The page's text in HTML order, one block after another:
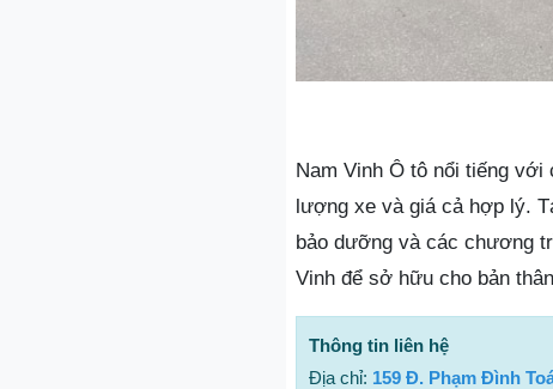
Nam Vinh Ô tô nổi tiếng với
lượng xe và giá cả hợp lý.
bảo dưỡng và các chương
Vinh để sở hữu cho bản
Thông tin liên hệ
Địa chỉ: 159 Đ. Phạm Đình